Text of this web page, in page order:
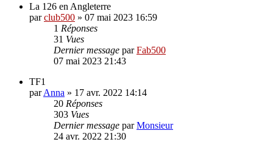
La 126 en Angleterre
parclub500 » 07 mai 2023 16:59
1 Réponses
31 Vues
Dernier message parFab500
07 mai 2023 21:43
TF1
parAnna » 17 avr. 2022 14:14
20 Réponses
303 Vues
Dernier message parMonsieur
24 avr. 2022 21:30